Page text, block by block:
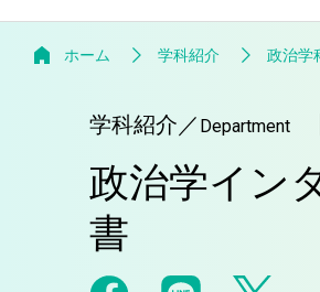
ホーム 学科紹介 政治学
学科紹介 ／ Department
政治学イン
書